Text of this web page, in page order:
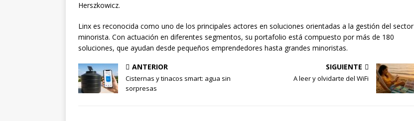
Herszkowicz.
Linx es reconocida como uno de los principales actores en soluciones orientadas a la gestión del sector
minorista. Con actuación en diferentes segmentos, su portafolio está compuesto por más de 180
soluciones, que ayudan desde pequeños emprendedores hasta grandes minoristas.
ANTERIOR
Cisternas y tinacos smart: agua sin
sorpresas
SIGUIENTE
A leer y olvidarte del WiFi